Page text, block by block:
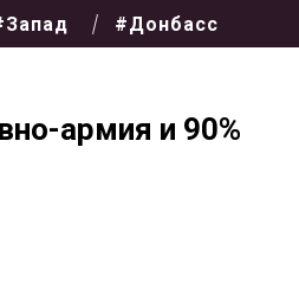
#Донбасс
армия и 90%